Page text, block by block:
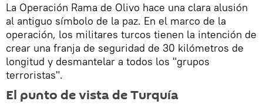
La Operación Rama de Olivo hace una clara alusión
al antiguo símbolo de la paz. En el marco de la
operación, los militares turcos tienen la intención de
crear una franja de seguridad de 30 kilómetros de
longitud y desmantelar a todos los "grupos
terroristas".
El punto de vista de Turquía